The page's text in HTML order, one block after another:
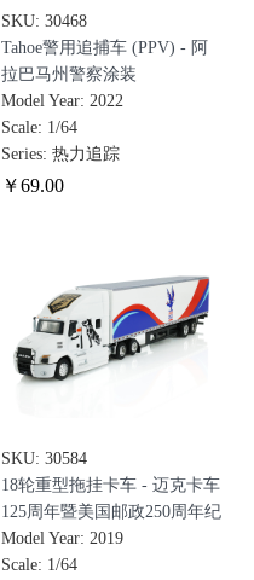
SKU: 30468
Tahoe警用追捕车 (PPV) - 阿
拉巴马州警察涂装
Model Year: 2022
Scale: 1/64
Series: 热力追踪
￥69.00
SKU: 30584
18轮重型拖挂卡车 - 迈克卡车
125周年暨美国邮政250周年纪
念版
Model Year: 2019
Scale: 1/64